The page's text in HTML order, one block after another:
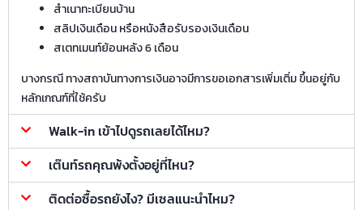
สำเนาทะเบียนบ้าน
สลิปเงินเดือน หรือหนังสือรับรองเงินเดือน
สเตทเมนท์ย้อนหลัง 6 เดือน
บางกรณี ทางสถาบันทางการเงินอาจมีการขอเอกสารเพิ่มเติ่ม ขึ้นอยู่กับ
หลักเกณฑ์ที่ใช้ครับ
Walk-in เข้าไปดูรถเลยได้ไหม?
เต๊นท์รถคุณพ้งตั้งอยู่ที่ไหน?
ติดต่อซื้อรถยังไง? มีเซลแนะนำไหม?